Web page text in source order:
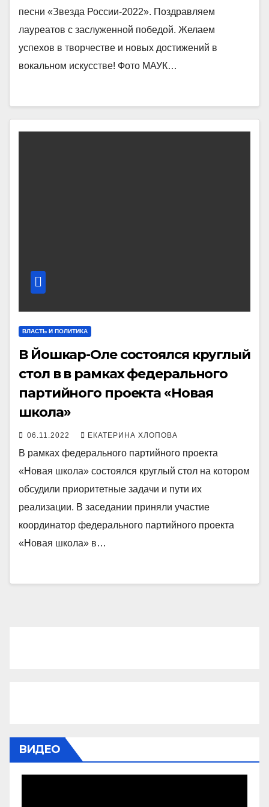
песни «Звезда России-2022». Поздравляем
лауреатов с заслуженной победой. Желаем
успехов в творчестве и новых достижений в
вокальном искусстве! Фото МАУК…
ВЛАСТЬ И ПОЛИТИКА
В Йошкар-Оле состоялся круглый
стол в в рамках федерального
партийного проекта «Новая
школа»
06.11.2022 ЕКАТЕРИНА ХЛОПОВА
В рамках федерального партийного проекта
«Новая школа» состоялся круглый стол на котором
обсудили приоритетные задачи и пути их
реализации. В заседании приняли участие
координатор федерального партийного проекта
«Новая школа» в…
ВИДЕО